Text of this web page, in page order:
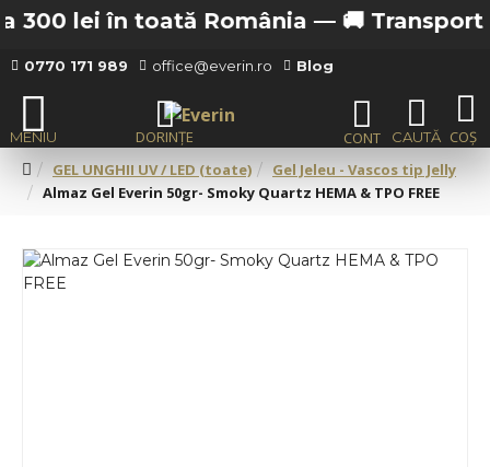
lei în toată România —🚚 Transport
0770 171 989 office@everin.ro Blog
GEL UNGHII UV / LED (toate)
Gel Jeleu - Vascos tip Jelly
Almaz Gel Everin 50gr- Smoky Quartz HEMA & TPO FREE